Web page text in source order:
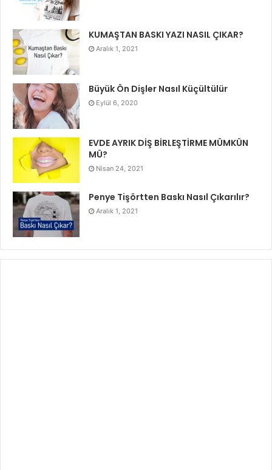
KUMAŞTAN BASKI YAZI NASIL ÇIKAR?
Aralık 1, 2021
Büyük Ön Dişler Nasıl Küçültülür
Eylül 6, 2020
EVDE AYRIK DİŞ BİRLEŞTİRME MÜMKÜN
MÜ?
Nisan 24, 2021
Penye Tişörtten Baskı Nasıl Çıkarılır?
Aralık 1, 2021